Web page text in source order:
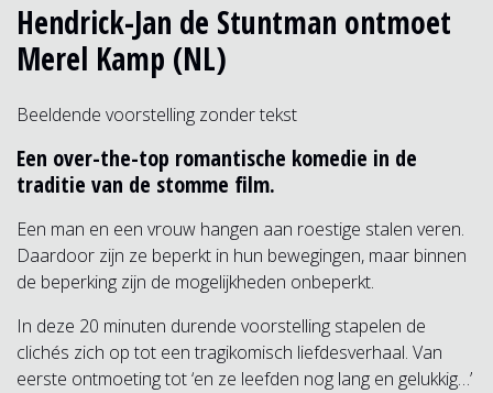
Hendrick-Jan de Stuntman ontmoet
Merel Kamp (NL)
Beeldende voorstelling zonder tekst
Een over-the-top romantische komedie in de
traditie van de stomme film.
Een man en een vrouw hangen aan roestige stalen veren.
Daardoor zijn ze beperkt in hun bewegingen, maar binnen
de beperking zijn de mogelijkheden onbeperkt.
In deze 20 minuten durende voorstelling stapelen de
clichés zich op tot een tragikomisch liefdesverhaal. Van
eerste ontmoeting tot ‘en ze leefden nog lang en gelukkig…’